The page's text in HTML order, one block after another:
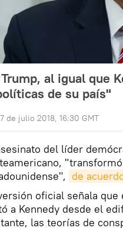
al igual que
de su país"
de julio 2018, 16:30 GMT
del líder
de
oficial señala
a Kennedy desde el
las teorías de